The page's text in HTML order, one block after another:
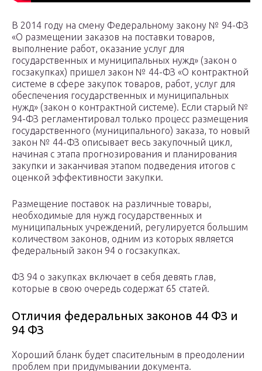
В 2014 году на смену Федеральному закону № 94-ФЗ
«О размещении заказов на поставки товаров,
выполнение работ, оказание услуг для
государственных и муниципальных нужд» (закон о
госзакупках) пришел закон № 44-ФЗ «О контрактной
системе в сфере закупок товаров, работ, услуг для
обеспечения государственных и муниципальных
нужд» (закон о контрактной системе). Если старый №
94-ФЗ регламентировал только процесс размещения
государственного (муниципального) заказа, то новый
закон № 44-ФЗ описывает весь закупочный цикл,
начиная с этапа прогнозирования и планирования
закупки и заканчивая этапом подведения итогов с
оценкой эффективности закупки.
Размещение поставок на различные товары,
необходимые для нужд государственных и
муниципальных учреждений, регулируется большим
количеством законов, одним из которых является
федеральный закон 94 о госзакупках.
ФЗ 94 о закупках включает в себя девять глав,
которые в свою очередь содержат 65 статей.
Отличия федеральных законов 44 ФЗ и
94 ФЗ
Хороший бланк будет спасительным в преодолении
проблем при придумывании документа.